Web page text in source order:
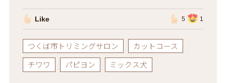
Like 5 1
つくば市トリミングサロン
カットコース
チワワ
パピヨン ミックス犬